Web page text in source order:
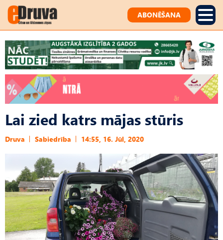
ABONĒŠANA
Lai zied katrs mājas stūris
Druva Sabiedrība 14:55, 16. Jūl, 2020